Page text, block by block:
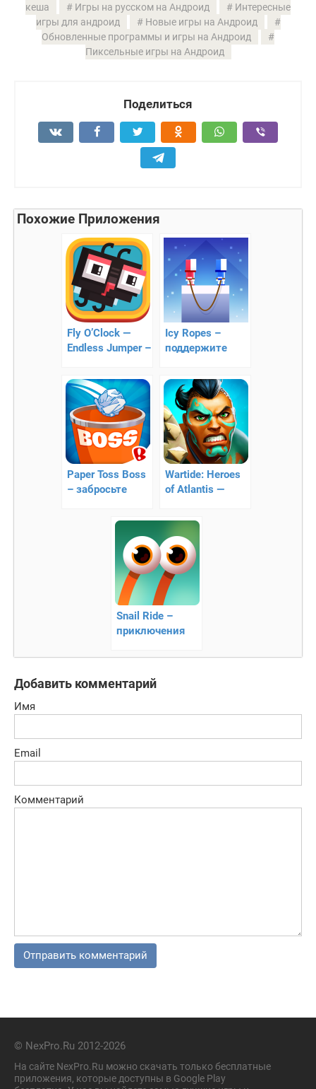
кеша
Игры на русском на Андроид
Интересные
игры для андроид
Новые игры на Андроид
Обновленные программы и игры на Андроид
Пиксельные игры на Андроид
Поделиться
Похожие Приложения
Fly O’Clock —
Endless Jumper –
скачки букашек
через стрелки
часов!
Icy Ropes –
поддержите
Paper Toss Boss
– забросьте
Wartide: Heroes
of Atlantis —
стратегия
Snail Ride –
приключения
Добавить комментарий
Имя
Email
Комментарий
© NexPro.Ru 2012-2026
На сайте NexPro.Ru можно скачать только бесплатные
приложения, которые доступны в Google Play